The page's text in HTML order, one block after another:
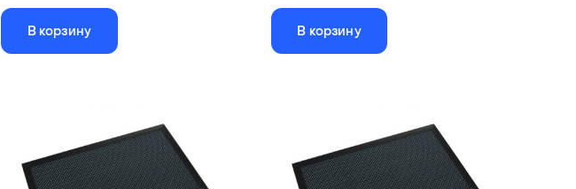
Габариты стола указаны по внешней рамке,
размер ячеистого поля - 456х456
Длина
оцинкованное железо
В корзину
Габариты стола указаны по внешней рамке,
размер ячеистого поля - 556х356
Длина
оцинкованное железо
В корзину